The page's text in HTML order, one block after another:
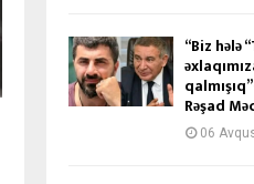
“Biz hələ
Rəşad
06